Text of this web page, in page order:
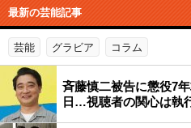
最新の芸能記事
芸能 グラビア コラム
斉藤慎二被告に懲役7
日…視聴者の関心は執